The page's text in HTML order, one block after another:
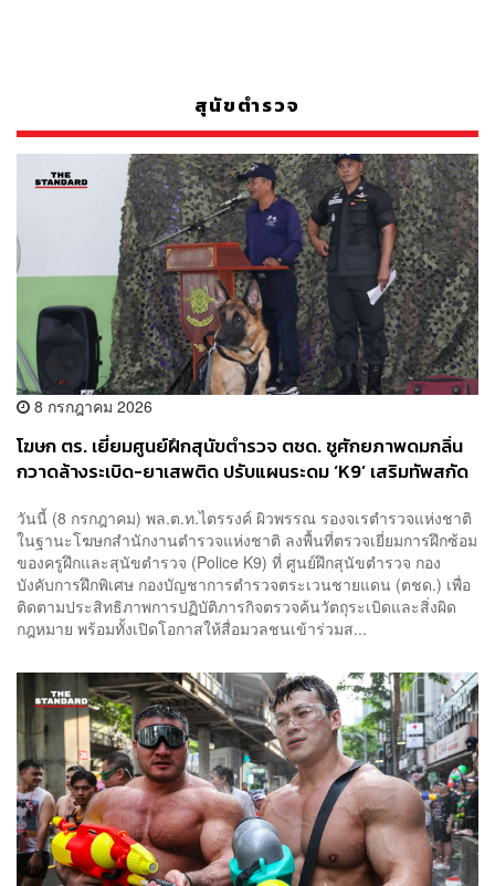
สุนัขตำรวจ
8 กรกฎาคม 2026
โฆษก ตร. เยี่ยมศูนย์ฝึกสุนัขตำรวจ ตชด. ชูศักยภาพดมกลิ่น
กวาดล้างระเบิด-ยาเสพติด ปรับแผนระดม ‘K9’ เสริมทัพสกัด
วันนี้ (8 กรกฎาคม) พล.ต.ท.ไตรรงค์ ผิวพรรณ รองจเรตำรวจแห่งชาติ
ในฐานะโฆษกสำนักงานตำรวจแห่งชาติ ลงพื้นที่ตรวจเยี่ยมการฝึกซ้อม
ของครูฝึกและสุนัขตำรวจ (Police K9) ที่ ศูนย์ฝึกสุนัขตำรวจ กอง
บังคับการฝึกพิเศษ กองบัญชาการตำรวจตระเวนชายแดน (ตชด.) เพื่อ
ติดตามประสิทธิภาพการปฏิบัติภารกิจตรวจค้นวัตถุระเบิดและสิ่งผิด
กฎหมาย พร้อมทั้งเปิดโอกาสให้สื่อมวลชนเข้าร่วมส...